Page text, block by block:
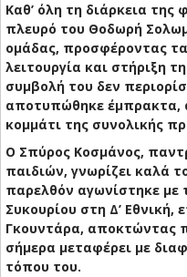
Καθ’ όλη τη διάρκεια της
πλευρό του Θοδωρή
ομάδας, προσφέροντας
λειτουργία και στήριξη
συμβολή του δεν
αποτυπώθηκε έμπρακτα,
κομμάτι της συνολικής
Ο Σπύρος Κοσμάνος,
παιδιών, γνωρίζει καλά
παρελθόν αγωνίστηκε
Συκουρίου στη Δ’ Εθνική,
Γκουντάρα, αποκτώντας
σήμερα μεταφέρει με
τόπου του.